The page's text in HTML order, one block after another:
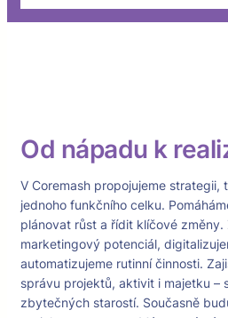
Od nápadu k
V Coremash propojujeme strategii,
jednoho funkčního celku.
plánovat růst a řídit klíčové změny.
marketingový potenciál,
automatizujeme rutinní činnosti.
správu projektů, aktivit i majetku –
zbytečných starostí. Současně